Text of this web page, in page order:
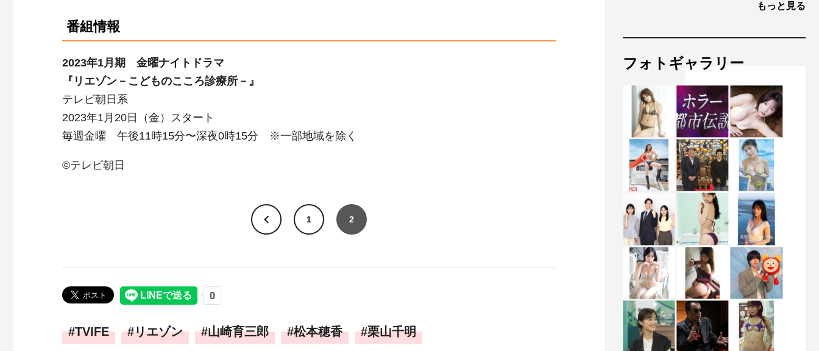
番組情報
2023年1月期 金曜ナイトドラマ
『リエゾン－こどものこころ診療所－』
テレビ朝日系
2023年1月20日（金）スタート
毎週金曜 午後11時15分〜深夜0時15分 ※一部地域を除く
©テレビ朝日
1 2
TVIFE リエゾン 山崎育三郎 松本穂香 栗山千明
もっと見る
フォトギャラリー